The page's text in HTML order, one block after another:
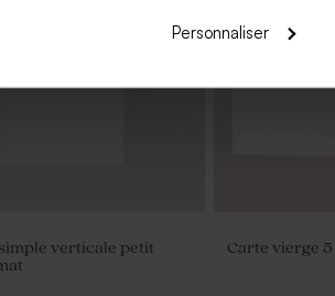
Personnaliser
verticale petit
Carte vierge